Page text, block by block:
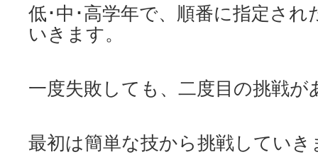
低･中･高学年で、順番に指定さ
いきます。
一度失敗しても、二度目の挑戦が
最初は簡単な技から挑戦していき